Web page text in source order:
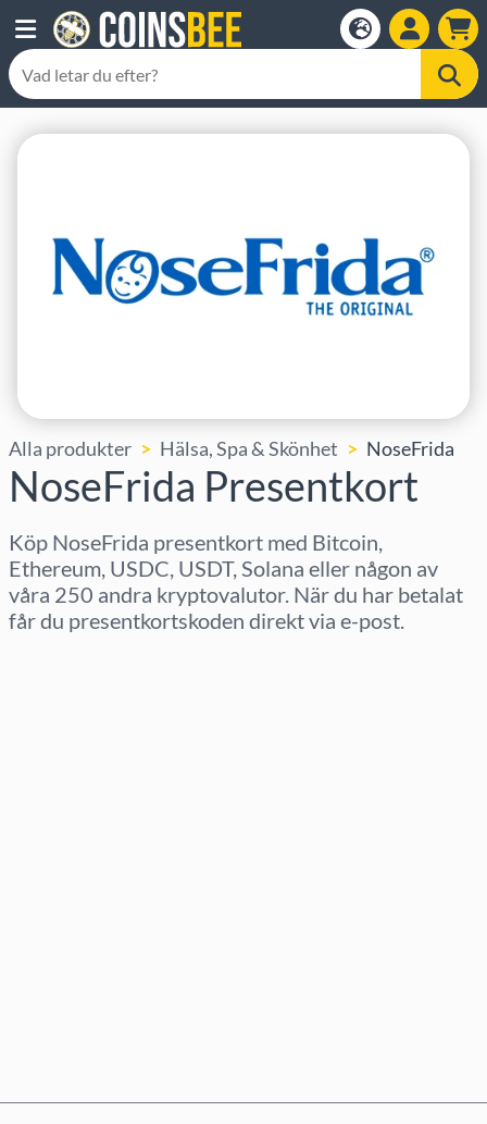
Alla produkter Hälsa, Spa & Skönhet NoseFrida
NoseFrida Presentkort
Köp NoseFrida presentkort med Bitcoin,
Ethereum, USDC, USDT, Solana eller någon av
våra 250 andra kryptovalutor. När du har betalat
får du presentkortskoden direkt via e-post.